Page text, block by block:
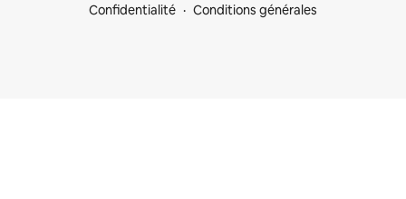
Confidentialité
Conditions générales